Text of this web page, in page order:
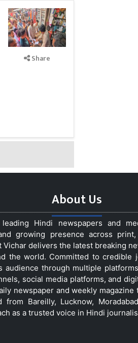
Share
About Us
Hindi newspapers and
growing presence across
delivers the latest breaking
the world. Committed to credible
through multiple
social media platforms, and
newspaper and weekly
Bareilly, Lucknow,
as a trusted voice in Hindi